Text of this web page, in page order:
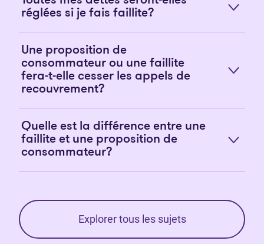
réglées si je fais faillite?
Une proposition de
consommateur ou une faillite
fera-t-elle cesser les appels de
recouvrement?
Quelle est la différence entre une
faillite et une proposition de
consommateur?
Explorer tous les sujets